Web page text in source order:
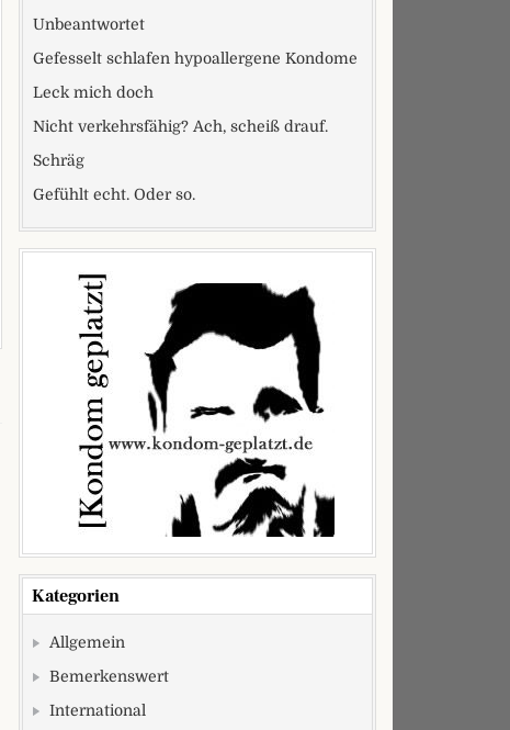
Unbeantwortet
Gefesselt schlafen hypoallergene Kondome
Leck mich doch
Nicht verkehrsfähig? Ach, scheiß drauf.
Schräg
Gefühlt echt. Oder so.
Kategorien
Allgemein
Bemerkenswert
International